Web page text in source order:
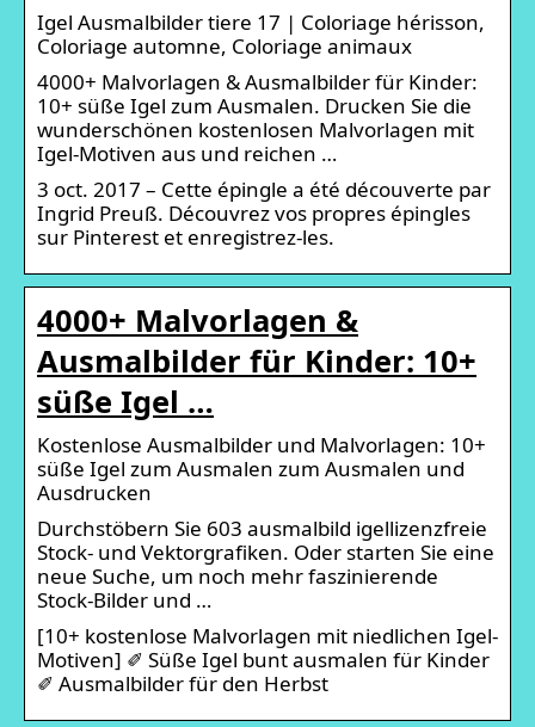
Igel Ausmalbilder tiere 17 | Coloriage hérisson,
Coloriage automne, Coloriage animaux
4000+ Malvorlagen & Ausmalbilder für Kinder:
10+ süße Igel zum Ausmalen. Drucken Sie die
wunderschönen kostenlosen Malvorlagen mit
Igel-Motiven aus und reichen …
3 oct. 2017 – Cette épingle a été découverte par
Ingrid Preuß. Découvrez vos propres épingles
sur Pinterest et enregistrez-les.
4000+ Malvorlagen &
Ausmalbilder für Kinder: 10+
süße Igel …
Kostenlose Ausmalbilder und Malvorlagen: 10+
süße Igel zum Ausmalen zum Ausmalen und
Ausdrucken
Durchstöbern Sie 603 ausmalbild igellizenzfreie
Stock- und Vektorgrafiken. Oder starten Sie eine
neue Suche, um noch mehr faszinierende
Stock-Bilder und …
[10+ kostenlose Malvorlagen mit niedlichen Igel-
Motiven] ✐ Süße Igel bunt ausmalen für Kinder
✐ Ausmalbilder für den Herbst